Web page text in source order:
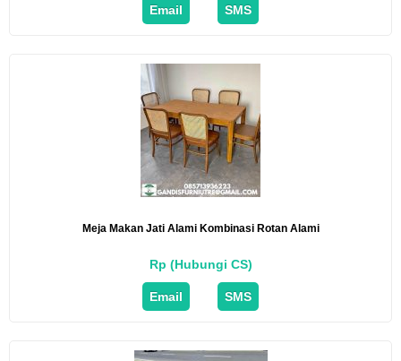
Email SMS
Meja Makan Jati Alami Kombinasi Rotan Alami
Rp (Hubungi CS)
Email SMS